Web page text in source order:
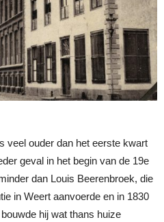
veel ouder dan het eerste kwart
geval in het begin van de 19e
dan Louis Beerenbroek, die
in Weert aanvoerde en in 1830
hij wat thans huize